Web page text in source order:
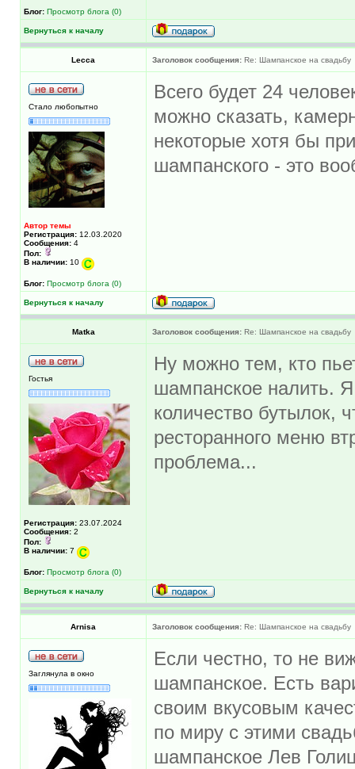
Блог: Просмотр блога (0)
Вернуться к началу
Lecca Заголовок сообщения: Re: Шампанское на свадьбу
Стало любопытно
Автор темы
Регистрация: 12.03.2020
Сообщения: 4
Пол:
В наличии: 10
Блог: Просмотр блога (0)
Всего будет 24
можно сказать,
некоторые хотя бы
шампанского - это
Вернуться к началу
Matka Заголовок сообщения: Re: Шампанское на свадьбу
Гостья
Регистрация: 23.07.2024
Сообщения: 2
Пол:
В наличии: 7
Блог: Просмотр блога (0)
Ну можно тем, кто
шампанское налить.
количество бутылок,
ресторанного меню
проблема...
Вернуться к началу
Arnisa Заголовок сообщения: Re: Шампанское на свадьбу
Заглянула в окно
Если честно, то не
шампанское. Есть
своим вкусовым
по миру с этими
шампанское Лев